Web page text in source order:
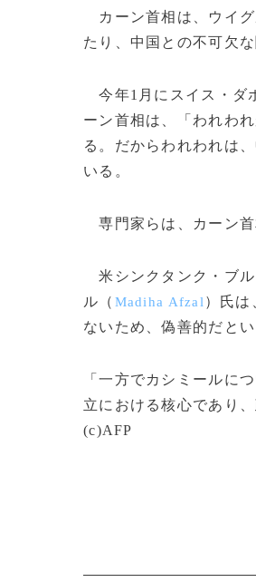
カーン首相は、ウイグ
たり、中国との不可欠
今年1月にスイス・ダ
ーン首相は、「われわ
る。だからわれわれは
いる。
専門家らは、カーン首
米シンクタンク・ブル
ル（ Madiha Afzal ）氏
ないため、偽善的だと
「一方でカシミールに
立における核心であり
(c)AFP